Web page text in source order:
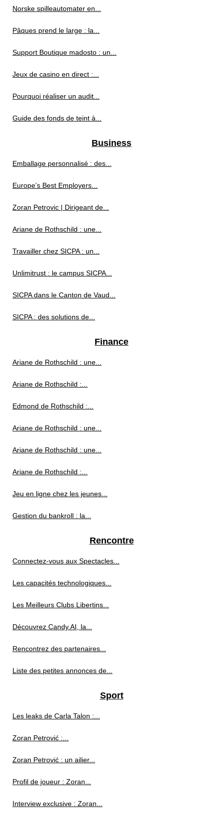
Norske spilleautomater en...
Pâques prend le large : la...
Support Boutique madosto : un...
Jeux de casino en direct :...
Pourquoi réaliser un audit...
Guide des fonds de teint à...
Business
Emballage personnalisé : des...
Europe’s Best Employers...
Zoran Petrovic | Dirigeant de...
Ariane de Rothschild : une...
Travailler chez SICPA : un...
Unlimitrust : le campus SICPA...
SICPA dans le Canton de Vaud...
SICPA : des solutions de...
Finance
Ariane de Rothschild : une...
Ariane de Rothschild :...
Edmond de Rothschild :...
Ariane de Rothschild : une...
Ariane de Rothschild : une...
Ariane de Rothschild :...
Jeu en ligne chez les jeunes...
Gestion du bankroll : la...
Rencontre
Connectez-vous aux Spectacles...
Les capacités technologiques...
Les Meilleurs Clubs Libertins...
Découvrez Candy.AI, la...
Rencontrez des partenaires...
Liste des petites annonces de...
Sport
Les leaks de Carla Talon :...
Zoran Petrović :...
Zoran Petrović : un ailier...
Profil de joueur : Zoran...
Interview exclusive : Zoran...